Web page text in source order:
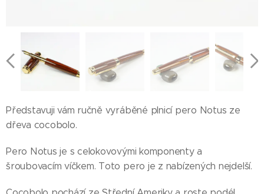
Představuji vám ručně vyráběné plnicí pero Notus ze
dřeva cocobolo.
Pero Notus je s celokovovými komponenty a
šroubovacím víčkem. Toto pero je z nabízených nejdelší.